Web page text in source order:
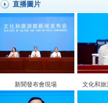
直播圖片
新聞發布會現場 文化和旅